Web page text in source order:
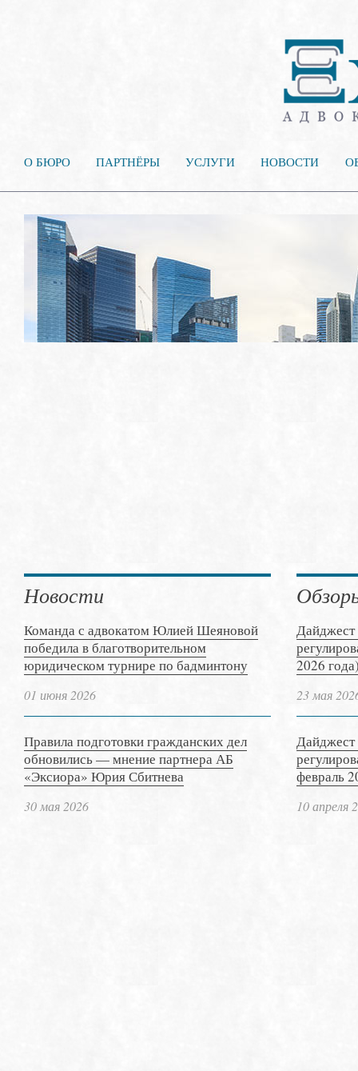
О БЮРО ПАРТНЁРЫ УСЛУГИ НОВОСТИ
Новости
Команда с адвокатом Юлией Шеяновой
победила в благотворительном
юридическом турнире по бадминтону
01 июня 2026
Правила подготовки гражданских дел
обновились — мнение партнера АБ
«Эксиора» Юрия Сбитнева
30 мая 2026
Дайджест
2026
23 мая
Дайджест
февраль
10 апреля